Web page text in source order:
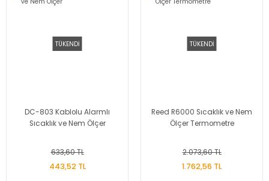
TÜKENDİ
DC-803 Kablolu Alarmlı
Sıcaklık ve Nem Ölçer
633,60 TL
443,52 TL
TÜKENDİ
Reed R6000 Sıcaklık ve Nem
Ölçer Termometre
2.073,60 TL
1.762,56 TL